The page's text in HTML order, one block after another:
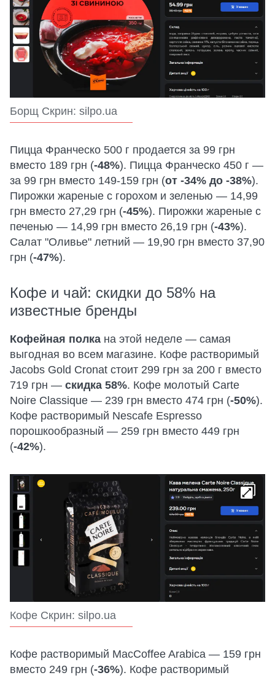
Борщ Скрин: silpo.ua
Пицца Франческо 500 г продается за 99 грн
вместо 189 грн (-48%). Пицца Франческо 450 г —
за 99 грн вместо 149-159 грн (от -34% до -38%).
Пирожки жареные с горохом и зеленью — 14,99
грн вместо 27,29 грн (-45%). Пирожки жареные с
печенью — 14,99 грн вместо 26,19 грн (-43%).
Салат "Оливье" летний — 19,90 грн вместо 37,90
грн (-47%).
Кофе и чай: скидки до 58% на
известные бренды
Кофейная полка на этой неделе — самая
выгодная во всем магазине. Кофе растворимый
Jacobs Gold Cronat стоит 299 грн за 200 г вместо
719 грн — скидка 58%. Кофе молотый Carte
Noire Classique — 239 грн вместо 474 грн (-50%).
Кофе растворимый Nescafe Espresso
порошкообразный — 259 грн вместо 449 грн
(-42%).
Кофе Скрин: silpo.ua
Кофе растворимый MacCoffee Arabica — 159 грн
вместо 249 грн (-36%). Кофе растворимый